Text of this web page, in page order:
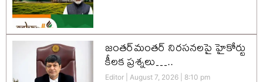
జంతర్‌మంతర్ నిరసనలపై హైకోర్టు
కీలక ప్రశ్నలు…..
Editor August 7, 2026 8:10 pm